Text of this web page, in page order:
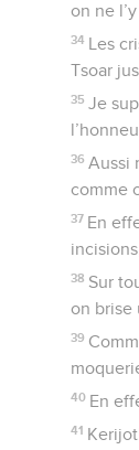
on ne
34 Les
Tsoar
35 Je
36 Aussi
comme
37 En
38 Sur
on brise
39
40 En
41